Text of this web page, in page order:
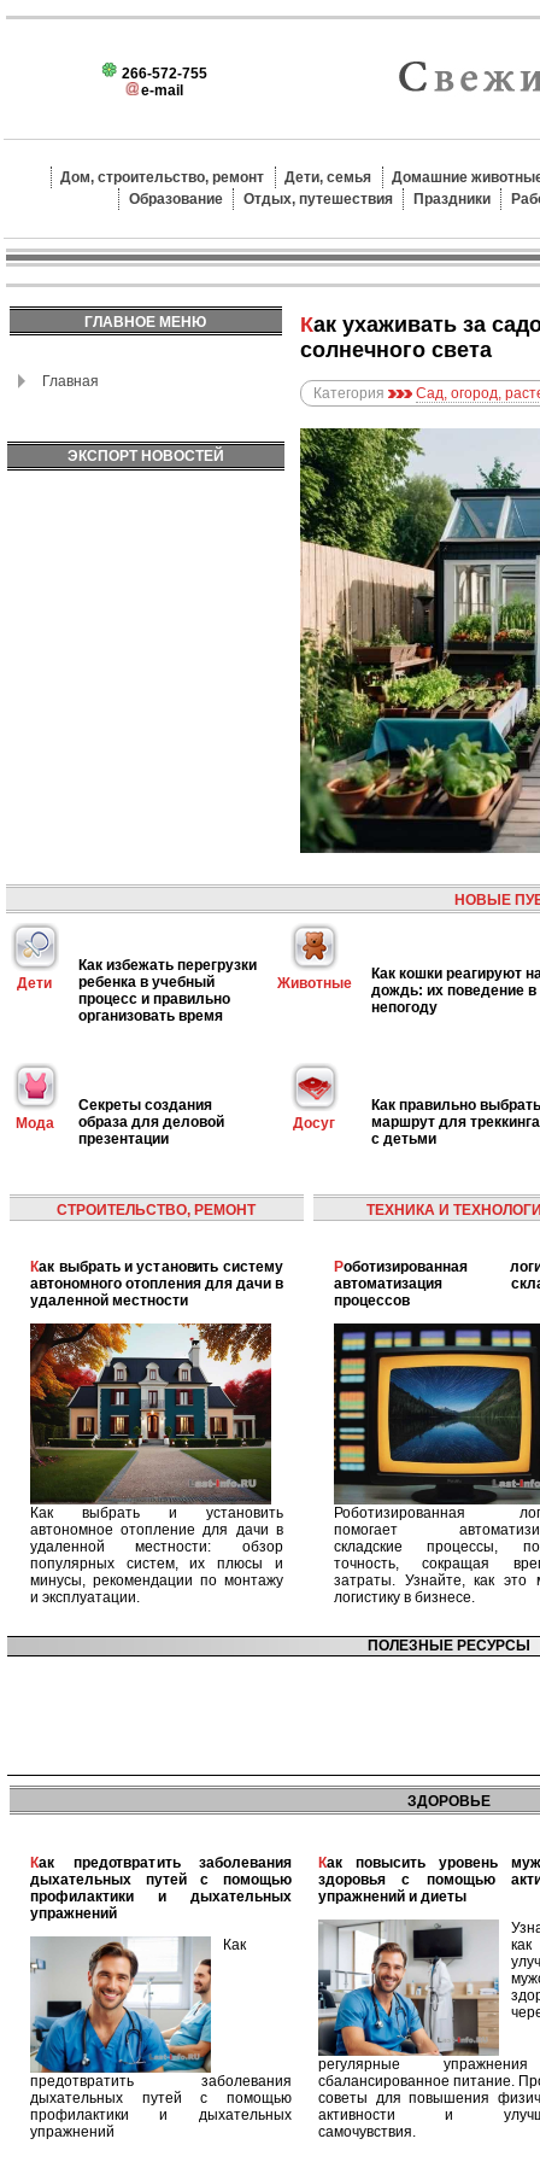
266-572-755
e-mail
Дом, строительство, ремонт Дети, семья
Домашние
Образование
Отдых, путешествия Праздники
ГЛАВНОЕ МЕНЮ
Главная
ЭКСПОРТ НОВОСТЕЙ
Как ухаживать за садом в условиях недостатка
солнечного света
Категория Сад, огород,
НОВЫЕ
Дети
Как избежать перегрузки
ребенка в учебный
процесс и правильно
организовать время
Животные
Как кошки реагируют
дождь: их поведение в
непогоду
Мода
Секреты создания
образа для деловой
презентации
Досуг
Как правильно выбрать
маршрут для треккинга
с детьми
СТРОИТЕЛЬСТВО, РЕМОНТ
Как выбрать и установить систему
автономного отопления для дачи в
удаленной местности
Как выбрать и установить
автономное отопление для дачи в
удаленной местности: обзор
популярных систем, их плюсы и
минусы, рекомендации по монтажу
и эксплуатации.
ТЕХНИКА И
Роботизированная логистика:
автоматизация
процессов
Роботизированная
помогает
складские процессы,
точность, сокращая
затраты. Узнайте, как это
логистику в бизнесе.
ПОЛЕЗНЫЕ РЕСУРСЫ
ЗДОРОВЬЕ
Как предотвратить заболевания
дыхательных путей с помощью
профилактики и дыхательных
упражнений
Как
предотвратить заболевания
дыхательных путей с помощью
профилактики и дыхательных
упражнений
Как повысить уровень мужского
здоровья с помощью
упражнений и диеты
как
регулярные
сбалансированное питание.
советы для повышения
активности и
самочувствия.